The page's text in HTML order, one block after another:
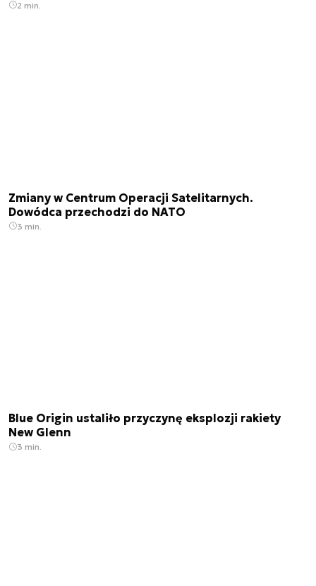
2 min.
Zmiany w Centrum Operacji Satelitarnych.
Dowódca przechodzi do NATO
3 min.
Blue Origin ustaliło przyczynę eksplozji rakiety
New Glenn
3 min.